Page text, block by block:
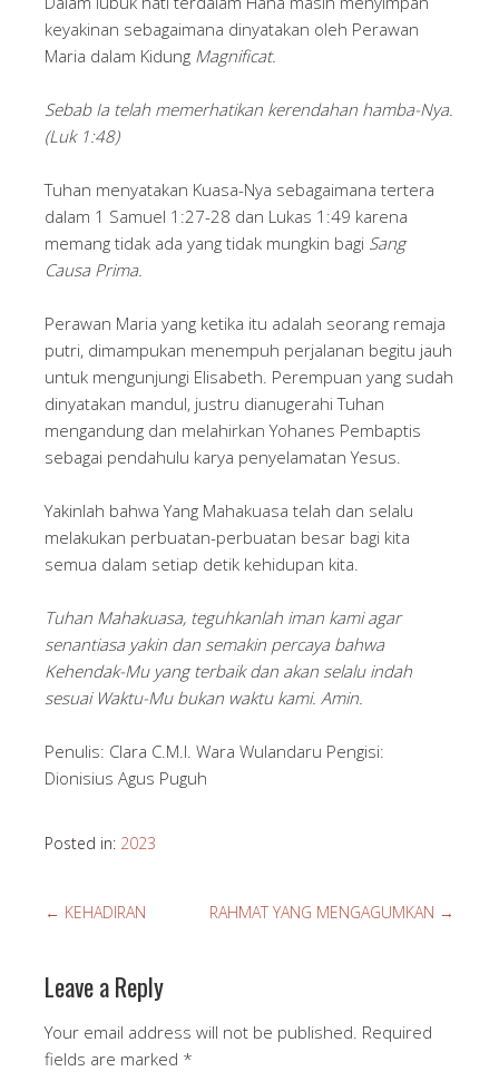
keyakinan sebagaimana dinyatakan oleh Perawan
Maria dalam Kidung Magnificat.
Sebab Ia telah memerhatikan kerendahan hamba-Nya.
(Luk 1:48)
Tuhan menyatakan Kuasa-Nya sebagaimana tertera
dalam 1 Samuel 1:27-28 dan Lukas 1:49 karena
memang tidak ada yang tidak mungkin bagi Sang
Causa Prima.
Perawan Maria yang ketika itu adalah seorang remaja
putri, dimampukan menempuh perjalanan begitu jauh
untuk mengunjungi Elisabeth. Perempuan yang sudah
dinyatakan mandul, justru dianugerahi Tuhan
mengandung dan melahirkan Yohanes Pembaptis
sebagai pendahulu karya penyelamatan Yesus.
Yakinlah bahwa Yang Mahakuasa telah dan selalu
melakukan perbuatan-perbuatan besar bagi kita
semua dalam setiap detik kehidupan kita.
Tuhan Mahakuasa, teguhkanlah iman kami agar
senantiasa yakin dan semakin percaya bahwa
Kehendak-Mu yang terbaik dan akan selalu indah
sesuai Waktu-Mu bukan waktu kami. Amin.
Penulis: Clara C.M.I. Wara Wulandaru Pengisi:
Dionisius Agus Puguh
Posted in: 2023
← KEHADIRAN RAHMAT YANG MENGAGUMKAN →
Leave a Reply
Your email address will not be published. Required
fields are marked *